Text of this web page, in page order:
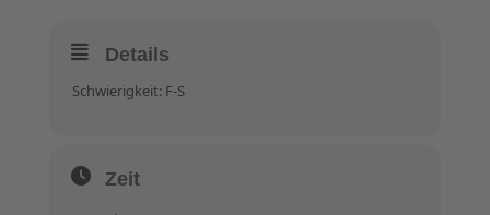
Details
Schwierigkeit: F-S
Zeit